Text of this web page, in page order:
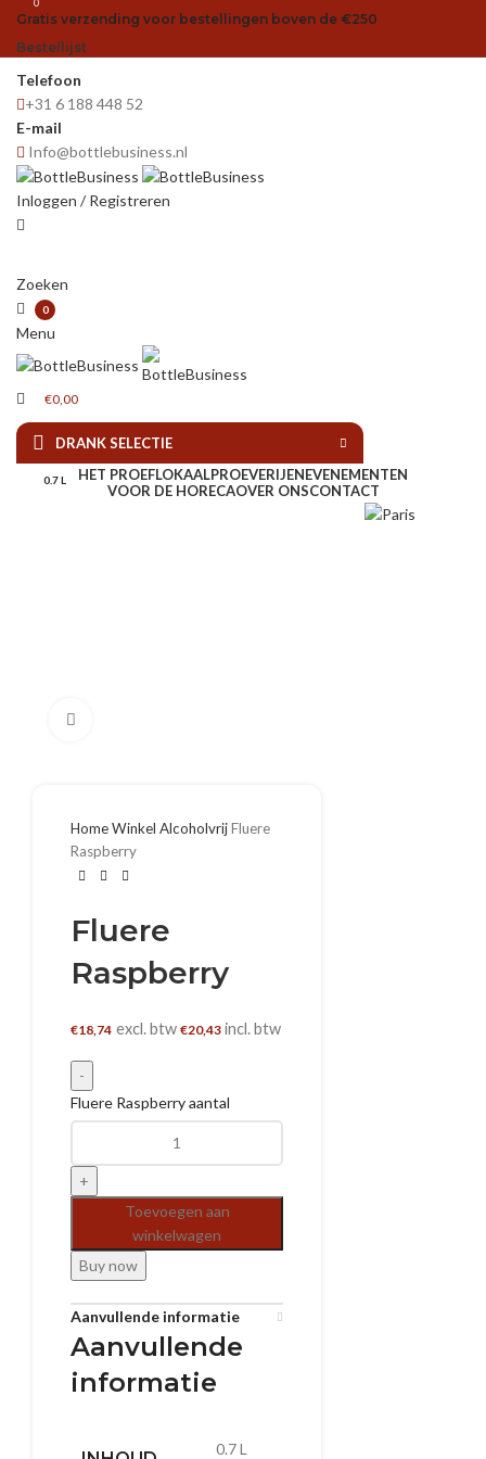
Gratis verzending voor bestellingen boven de €250
Bestellijst
Telefoon
+31 6 188 448 52
E-mail
Info@bottlebusiness.nl
Inloggen / Registreren
Zoeken
0
Menu
0
€0,00
DRANK SELECTIE
HET PROEFLOKAALPROEVERIJENEVENEMENTEN
VOOR DE HORECAOVER ONSCONTACT
0.7 L
HomeWinkel AlcoholvrijFluere
Raspberry
Fluere
Raspberry
€18,74 excl. btw €20,43 incl. btw
Fluere Raspberry aantal
Toevoegen aan
winkelwagen
Buy now
Aanvullende informatie
Aanvullende
informatie
0.7 L